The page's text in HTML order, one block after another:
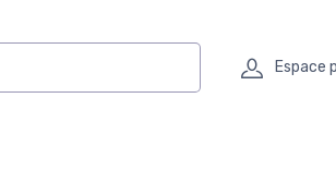
Espace